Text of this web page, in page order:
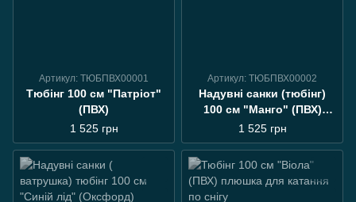
Артикул: ТЮБПВХ00001
Тюбінг 100 см "Патріот"
(ПВХ)
1 525 грн
Артикул: ТЮБПВХ00002
Надувні санки (тюбінг)
100 см "Манго" (ПВХ)
ватрушка
1 525 грн